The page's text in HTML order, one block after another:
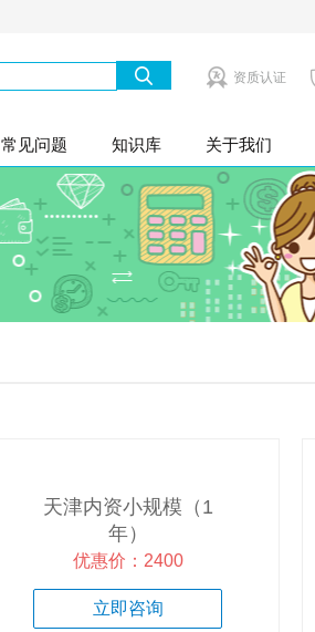
资质认证
常见问题 知识库 关于我们
天津内资小规模（1
年）
优惠价：2400
立即咨询